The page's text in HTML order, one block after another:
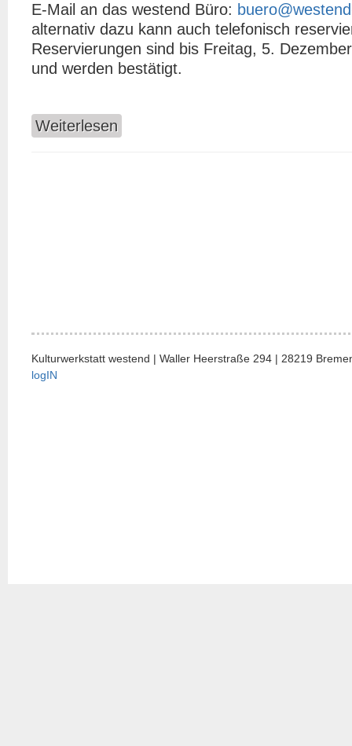
E-Mail an das westend Büro:
alternativ dazu kann auch telefonisch
Reservierungen sind bis Freitag, 5.
und werden bestätigt.
Weiterlesen
Kulturwerkstatt westend | Waller Heerstraße 294 | 28219
logIN